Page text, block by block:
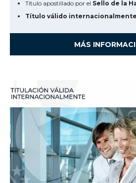
Título apostillado por el Sello de la
Título válido
MÁS